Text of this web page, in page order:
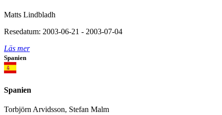
Matts Lindbladh
Resedatum: 2003-06-21 - 2003-07-04
Läs mer
Spanien
Spanien
Torbjörn Arvidsson, Stefan Malm